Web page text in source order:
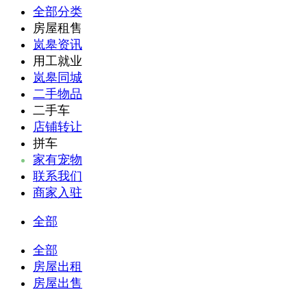
全部分类
房屋租售
岚皋资讯
用工就业
岚皋同城
二手物品
二手车
店铺转让
拼车
家有宠物
联系我们
商家入驻
全部
全部
房屋出租
房屋出售